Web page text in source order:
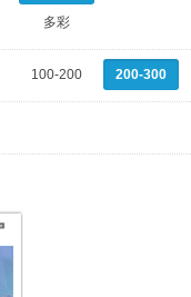
多彩
100-200 200-300